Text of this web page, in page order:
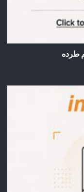
طرده